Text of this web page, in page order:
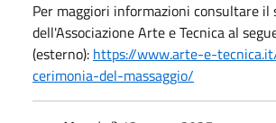
Per maggiori informazioni consultare il
dell'Associazione Arte e Tecnica al
(esterno): https://www.arte-e-
cerimonia-del-massaggio/